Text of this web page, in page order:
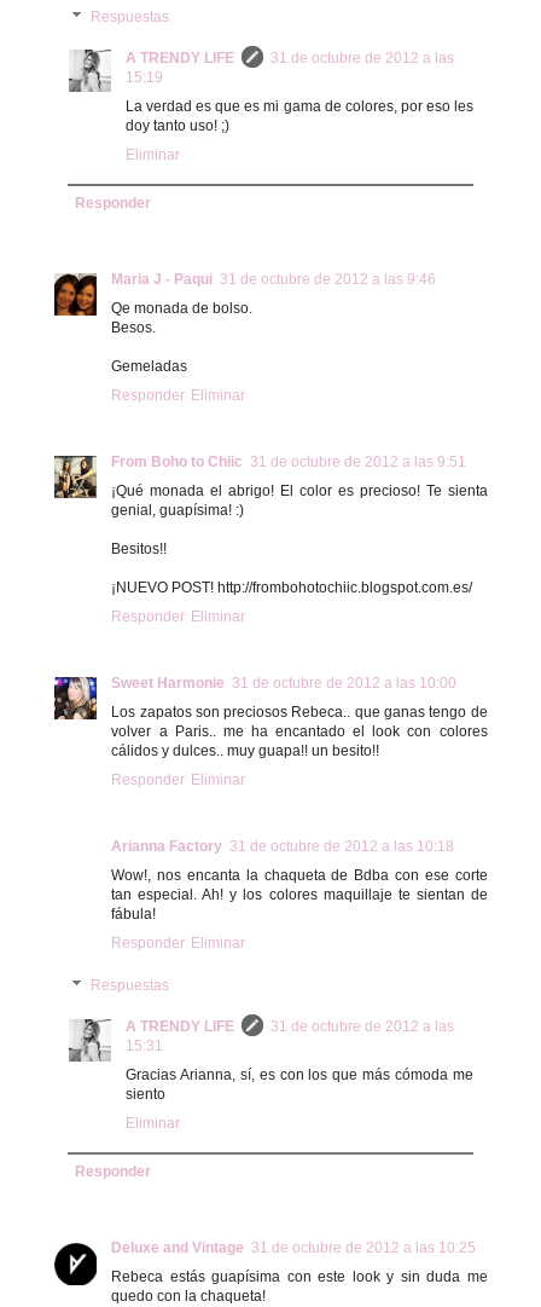
Respuestas
A TRENDY LIFE
31 de octubre de 2012 a las
15:19
La verdad es que es mi gama de colores, por eso les
doy tanto uso! ;)
Eliminar
Responder
Maria J - Paqui 31 de octubre de 2012 a las 9:46
Qe monada de bolso.
Besos.
Gemeladas
Responder Eliminar
From Boho to Chiic 31 de octubre de 2012 a las 9:51
¡Qué monada el abrigo! El color es precioso! Te sienta
genial, guapísima! :)
Besitos!!
¡NUEVO POST! http://frombohotochiic.blogspot.com.es/
Responder Eliminar
Sweet Harmonie 31 de octubre de 2012 a las 10:00
Los zapatos son preciosos Rebeca.. que ganas tengo de
volver a Paris.. me ha encantado el look con colores
cálidos y dulces.. muy guapa!! un besito!!
Responder Eliminar
Arianna Factory 31 de octubre de 2012 a las 10:18
Wow!, nos encanta la chaqueta de Bdba con ese corte
tan especial. Ah! y los colores maquillaje te sientan de
fábula!
Responder Eliminar
Respuestas
A TRENDY LIFE
31 de octubre de 2012 a las
15:31
Gracias Arianna, sí, es con los que más cómoda me
siento
Eliminar
Responder
Deluxe and Vintage 31 de octubre de 2012 a las 10:25
Rebeca estás guapísima con este look y sin duda me
quedo con la chaqueta!